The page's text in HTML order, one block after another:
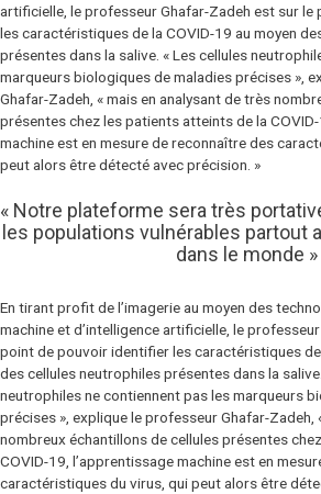
artificielle, le professeur Ghafar-Zadeh est sur
les caractéristiques de la COVID-19 au moyen
présentes dans la salive. « Les cellules
marqueurs biologiques de maladies précises »,
Ghafar-Zadeh, « mais en analysant de très
présentes chez les patients atteints de la
machine est en mesure de reconnaître des
peut alors être détecté avec précision. »
« Notre plateforme sera très
les populations vulnérables partout
dans le monde »
En tirant profit de l’imagerie au moyen des
machine et d’intelligence artificielle, le
point de pouvoir identifier les caractéristiques de
des cellules neutrophiles présentes dans la
neutrophiles ne contiennent pas les marqueurs
précises », explique le professeur Ghafar-Zadeh,
nombreux échantillons de cellules présentes
COVID-19, l’apprentissage machine est en
caractéristiques du virus, qui peut alors être